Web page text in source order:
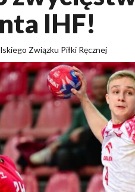
IHF!
Związku Piłki Ręcznej